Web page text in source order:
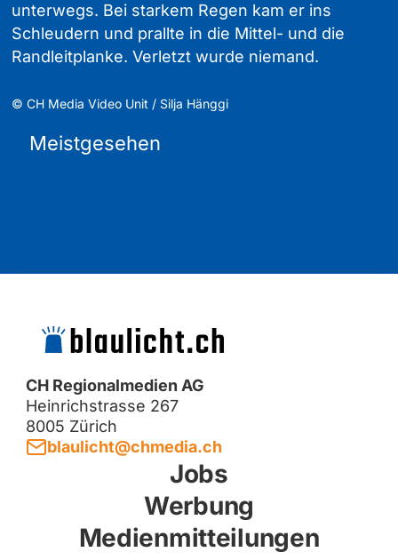
unterwegs. Bei starkem Regen kam er ins
Schleudern und prallte in die Mittel- und die
Randleitplanke. Verletzt wurde niemand.
© CH Media Video Unit / Silja Hänggi
Meistgesehen
CH Regionalmedien AG
Heinrichstrasse 267
8005 Zürich
blaulicht@chmedia.ch
Jobs
Werbung
Medienmitteilungen